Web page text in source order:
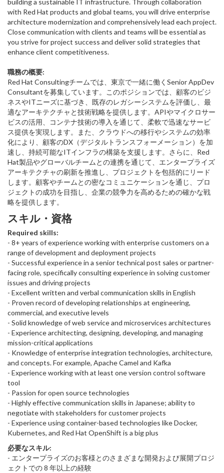
building a sustainable IT infrastructure. Through collaboration
with Red Hat products and global teams, you will drive enterprise
architecture modernization and comprehensively lead each project.
Close communication with clients and teams will be essential as
you strive for project success and deliver solid strategies that
enhance client competitiveness.
職務の概要:
Red Hat Consultingチームでは、東京で一緒に働くSenior AppDev
Consultantを募集しています。このポジションでは、顧客のビジ
ネスやITニーズに基づき、既存のレガシーシステムを評価し、最
適なアーキテクチャと技術戦略を提供します。APIやマイクロサー
ビスの活用、コンテナ技術の導入を通じて、柔軟で迅速なサービ
ス提供を実現します。また、クラウドへの移行やシステムの効率
化により、顧客のDX（デジタルトランスフォーメーション）を加
速し、持続可能なITインフラの構築を支援します。さらに、Red
Hat製品やグローバルチームとの連携を通じて、エンタープライズ
アーキテクチャの刷新を推進し、プロジェクトを包括的にリード
します。顧客やチームとの密なコミュニケーションを通じ、プロ
ジェクトの成功を目指し、企業の競争力を高めるための確かな戦
略を提供します。
スキル・資格
Required skills:
- 8+ years of experience working with enterprise customers on a
range of development and deployment projects
- Successful experience in a senior technical post sales or partner-
facing role, specifically consulting experience in solving customer
issues and driving projects
- Excellent written and verbal communication skills in English
- Proven record of developing relationships at engineering,
commercial, and executive levels
- Solid knowledge of web service and microservices architectures
- Experience architecting, designing, developing, and managing
mission-critical applications
- Knowledge of enterprise integration technologies, architecture,
and concepts. For example, Apache Camel and Kafka
- Experience working with at least one version control software
tool
- Passion for open source technologies
- Highly effective communication skills in Japanese; ability to
negotiate with stakeholders for customer projects
- Experience using container-based technologies like Docker,
Kubernetes, and Red Hat OpenShift is a big plus
必要なスキル:
- エンタープライズのお客様とのさまざまな開発および展開プロジ
ェクトでの 8 年以上の経験